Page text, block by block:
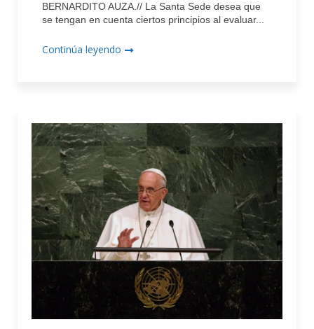
BERNARDITO AUZA.// La Santa Sede desea que
se tengan en cuenta ciertos principios al evaluar...
Continúa leyendo